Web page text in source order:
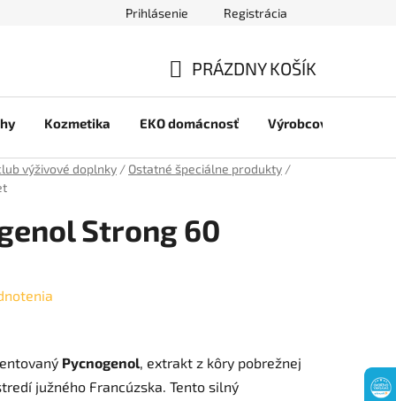
Prihlásenie Registrácia
KOŠÍK
PRÁZDNY KOŠÍK
Kozmetika EKO domácnosť Výrobcovia
výživové doplnky / Ostatné špeciálne produkty /
Strong 60
Pycnogenol, extrakt z kôry pobrežnej
južného Francúzska. Tento silný